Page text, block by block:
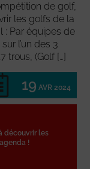
de golf,
les golfs de la
: Par équipes de
l’un des 3
trous, (Golf […]
19 AVR 2024
découvrir les
!